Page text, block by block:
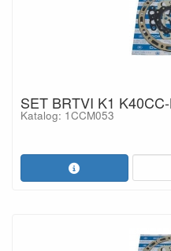
SET BRTVI K1
Katalog: 1CCM053